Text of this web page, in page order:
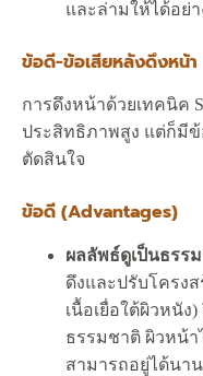
และล่ามให้ได้อย่า
ข้อดี-ข้อเสียหลังดึงหน้า
การดึงหน้าด้วยเทคนิค
ประสิทธิภาพสูง แต่ก็มี
ตัดสินใจ
ข้อดี (Advantages)
ผลลัพธ์ดูเป็นธรร
ดึงและปรับโครง
เนื้อเยื่อใต้ผิวหนัง
ธรรมชาติ ผิวหน้า
สามารถอยู่ได้นา